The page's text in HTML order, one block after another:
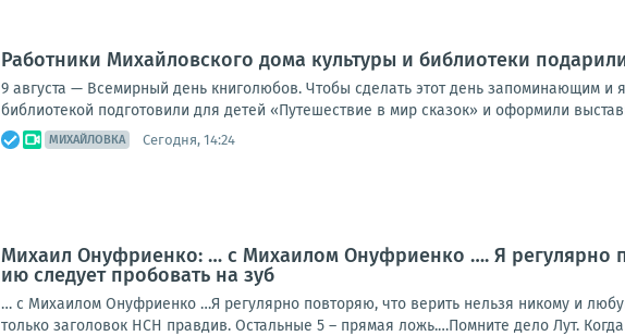
Работники Михайловского дома культуры и библиотеки
9 августа — Всемирный день книголюбов. Чтобы сделать этот день запоминающим и
библиотекой подготовили для детей «Путешествие в мир сказок» и оформили
МИХАЙЛОВКА Сегодня, 14:24
Михаил Онуфриенко: … с Михаилом Онуфриенко …. Я регулярно
ию следует пробовать на зуб
… с Михаилом Онуфриенко …Я регулярно повторяю, что верить нельзя никому и
только заголовок НСН правдив. Остальные 5 – прямая ложь.…Помните дело Лут.